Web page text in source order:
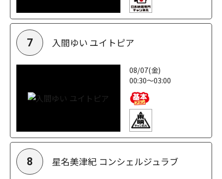
7 入間ゆい ユイトピア
08/07(金)
00:30～03:00
8 星名美津紀 コンシェルジュラブ